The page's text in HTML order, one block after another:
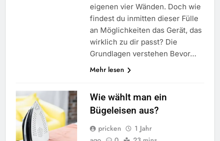
eigenen vier Wänden. Doch wie
findest du inmitten dieser Fülle
an Möglichkeiten das Gerät, das
wirklich zu dir passt? Die
Grundlagen verstehen Bevor…
Mehr lesen
Wie wählt man ein
Bügeleisen aus?
pricken
1 Jahr